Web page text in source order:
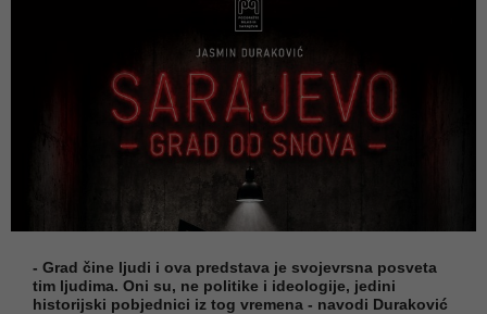
- Grad čine ljudi i ova predstava je svojevrsna posveta
tim ljudima. Oni su, ne politike i ideologije, jedini
historijski pobjednici iz tog vremena - navodi Duraković